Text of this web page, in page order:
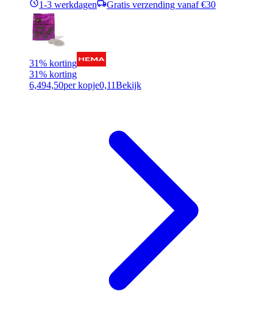
1-3 werkdagen Gratis verzending vanaf €30
31% korting
31% korting
6,494,50per kopje0,11Bekijk